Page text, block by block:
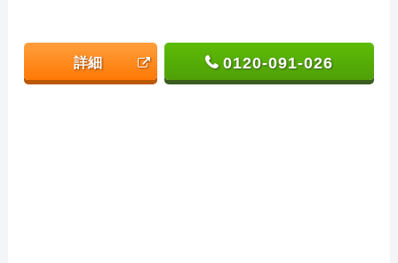
詳細 0120-091-026